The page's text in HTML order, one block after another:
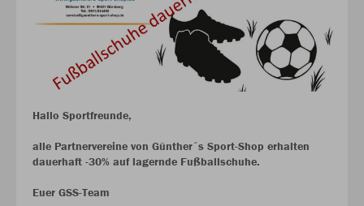
Hallo Sportfreunde,
alle Partnervereine von Günther´s Sport-Shop erhalten
dauerhaft -30% auf lagernde Fußballschuhe.
Euer GSS-Team